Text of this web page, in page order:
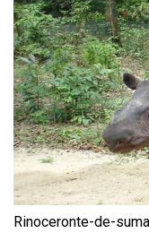
Rinoceronte-de-